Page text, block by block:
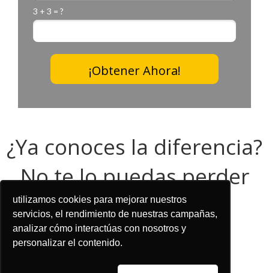
utilizamos cookies para mejorar nuestros
servicios, el rendimiento de nuestras campañas,
analizar cómo interactúas con nosotros y
personalizar el contenido.
3 + 3 = ?
¡Obtener Ahora!
¿Ya conoces la diferencia?
No te lo puedas perder
¡Descargalo ahora!